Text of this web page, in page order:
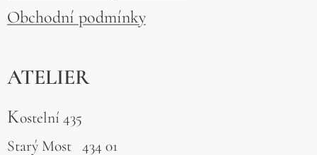
Obchodní podmínky
ATELIER
Kostelní 435
Starý Most 434 01